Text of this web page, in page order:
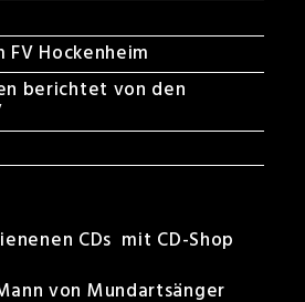
FV Hockenheim
berichtet von den
CDs mit CD-Shop